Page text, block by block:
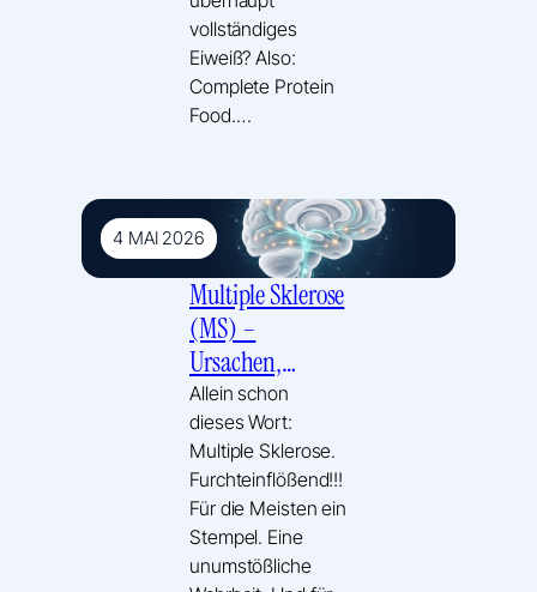
vollständiges
Eiweiß? Also:
Complete Protein
Food.…
4 MAI 2026
Multiple Sklerose
(MS) –
Ursachen,
Diagnose & neue
Ansätze
Allein schon
dieses Wort:
Multiple Sklerose.
Furchteinflößend!!!
Für die Meisten ein
Stempel. Eine
unumstößliche